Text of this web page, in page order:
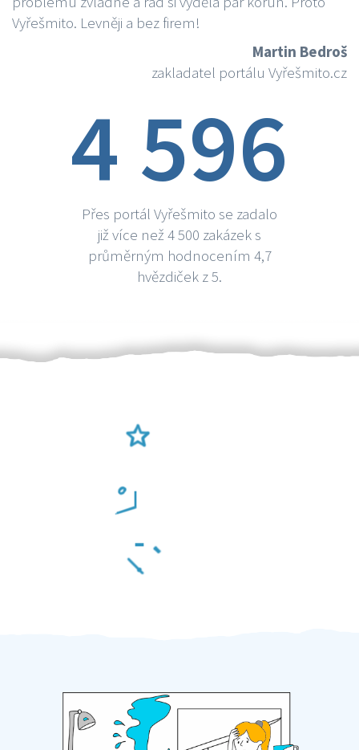
Vyřešmito. Levněji a bez firem!
Martin Bedroš
zakladatel portálu Vyřešmito.cz
4 596
Přes portál Vyřešmito se zadalo
již více než 4 500 zakázek s
průměrným hodnocením 4,7
hvězdiček z 5.